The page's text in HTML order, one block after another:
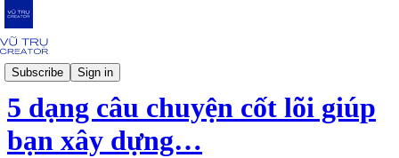
Subscribe Sign in
Skillset
5 dạng câu chuyện cốt lõi giúp
bạn xây dựng…